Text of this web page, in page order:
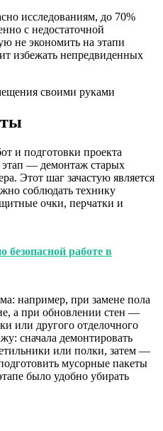
исследованиям, до 70%
с недостаточной
не экономить на этапи
избежать непредвиденных
и подготовки проекта
этап — демонтаж старых
Этот шаг зачастую является
соблюдать технику
очки, перчатки и
безопасной работе в
например, при замене пола
а при обновлении стен —
или другого отделочного
сначала демонтировать
или полки, затем —
мусорные пакеты
было удобно убирать